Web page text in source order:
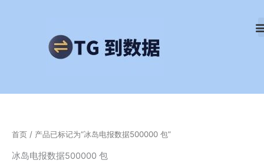
首页 / 产品已标记为“冰岛电报数据500000 包”
冰岛电报数据500000 包